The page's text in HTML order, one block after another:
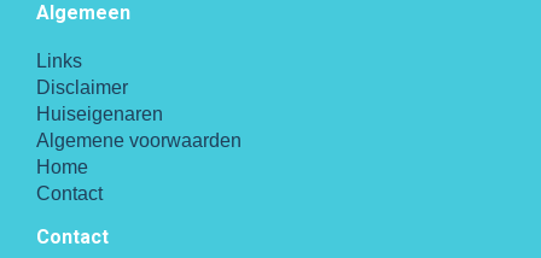
Algemeen
Links
Disclaimer
Huiseigenaren
Algemene voorwaarden
Home
Contact
Contact